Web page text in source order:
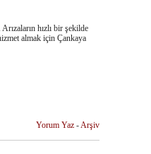
hızlı bir şekilde
almak için Çankaya
Yorum Yaz - Arşiv